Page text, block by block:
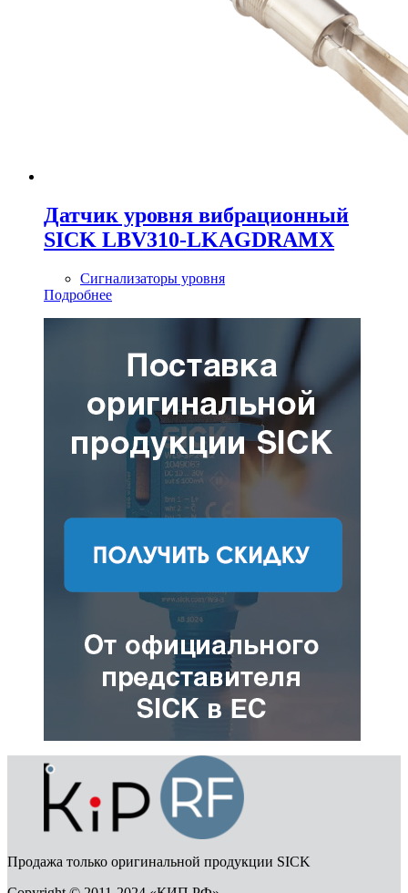
Датчик уровня вибрационный
SICK LBV310-LKAGDRAMX
Сигнализаторы уровня
Подробнее
Продажа только оригинальной продукции SICK